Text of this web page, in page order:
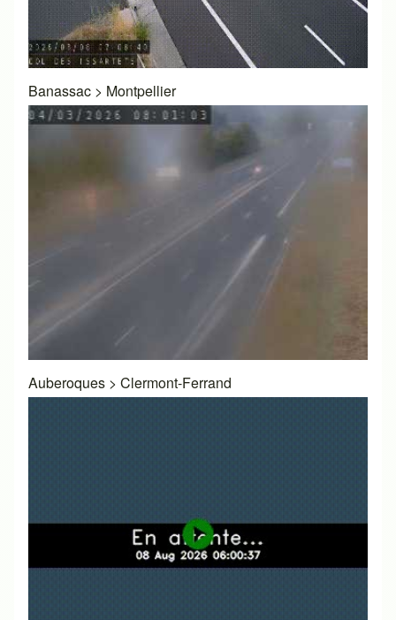
Banassac > Montpellier
Auberoques > Clermont-Ferrand